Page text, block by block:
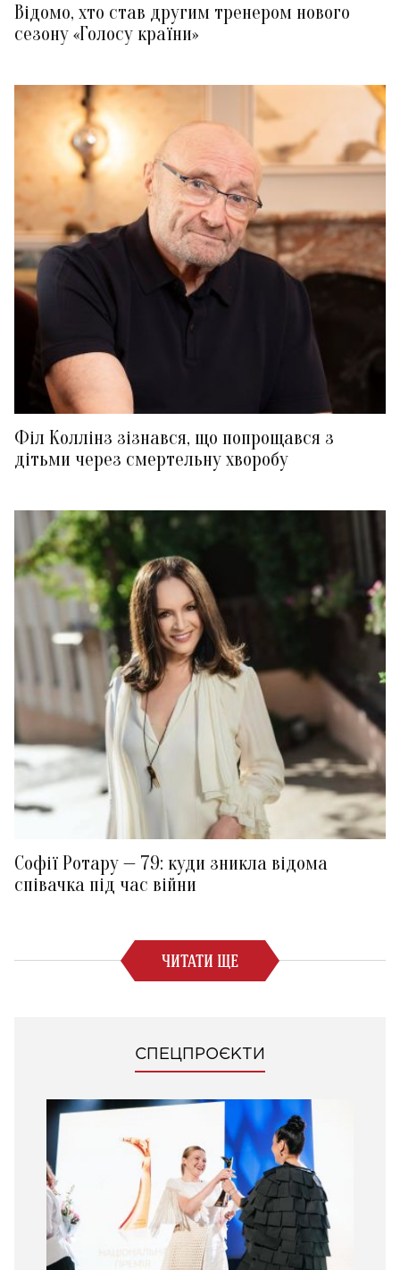
Відомо, хто став другим тренером нового
сезону «Голосу країни»
Філ Коллінз зізнався, що попрощався з
дітьми через смертельну хворобу
Софії Ротару — 79: куди зникла відома
співачка під час війни
ЧИТАТИ ЩЕ
СПЕЦПРОЄКТИ